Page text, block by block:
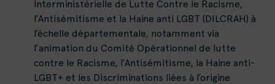
Interministérielle de Lutte Contre le Racisme,
l’Antisémitisme et la Haine anti LGBT (DILCRAH) à
l’échelle départementale, notamment via
l’animation du Comité Opérationnel de lutte
contre le Racisme, l’Antisémitisme, la Haine anti-
LGBT+ et les Discriminations liées à l’origine